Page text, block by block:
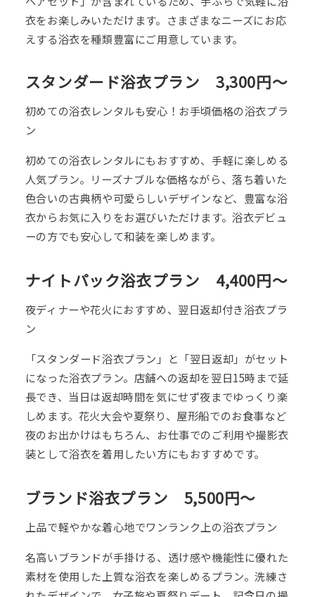
衣をお楽しみいただけます。さまざまなニーズにお応
えする浴衣を種類豊富にご用意しています。
スタンダード浴衣プラン 3,300円～
初めての浴衣レンタルも安心！お手頃価格の浴衣プラ
ン
初めての浴衣レンタルにもおすすめ、手軽に楽しめる
人気プラン。リーズナブルな価格ながら、落ち着いた
色合いの古典柄や可愛らしいデザインなど、豊富な浴
衣からお気に入りをお選びいただけます。浴衣デビュ
ーの方でも安心して和装を楽しめます。
ナイトパック浴衣プラン 4,400円～
夜ディナーや花火におすすめ、翌日返却付き浴衣プラ
ン
「スタンダード浴衣プラン」と「翌日返却」がセット
になった浴衣プラン。店舗への返却を翌日15時まで延
長でき、当日は返却時間を気にせず夜までゆっくり楽
しめます。花火大会や夏祭り、屋形船でのお食事など
夜のお出かけはもちろん、お仕事でのご利用や撮影衣
装として浴衣を着用したい方にもおすすめです。
ブランド浴衣プラン 5,500円～
上品で軽やかな着心地でワンランク上の浴衣プラン
名高いブランドが手掛ける、透け感や機能性に優れた
素材を使用した上質な浴衣を楽しめるプラン。洗練さ